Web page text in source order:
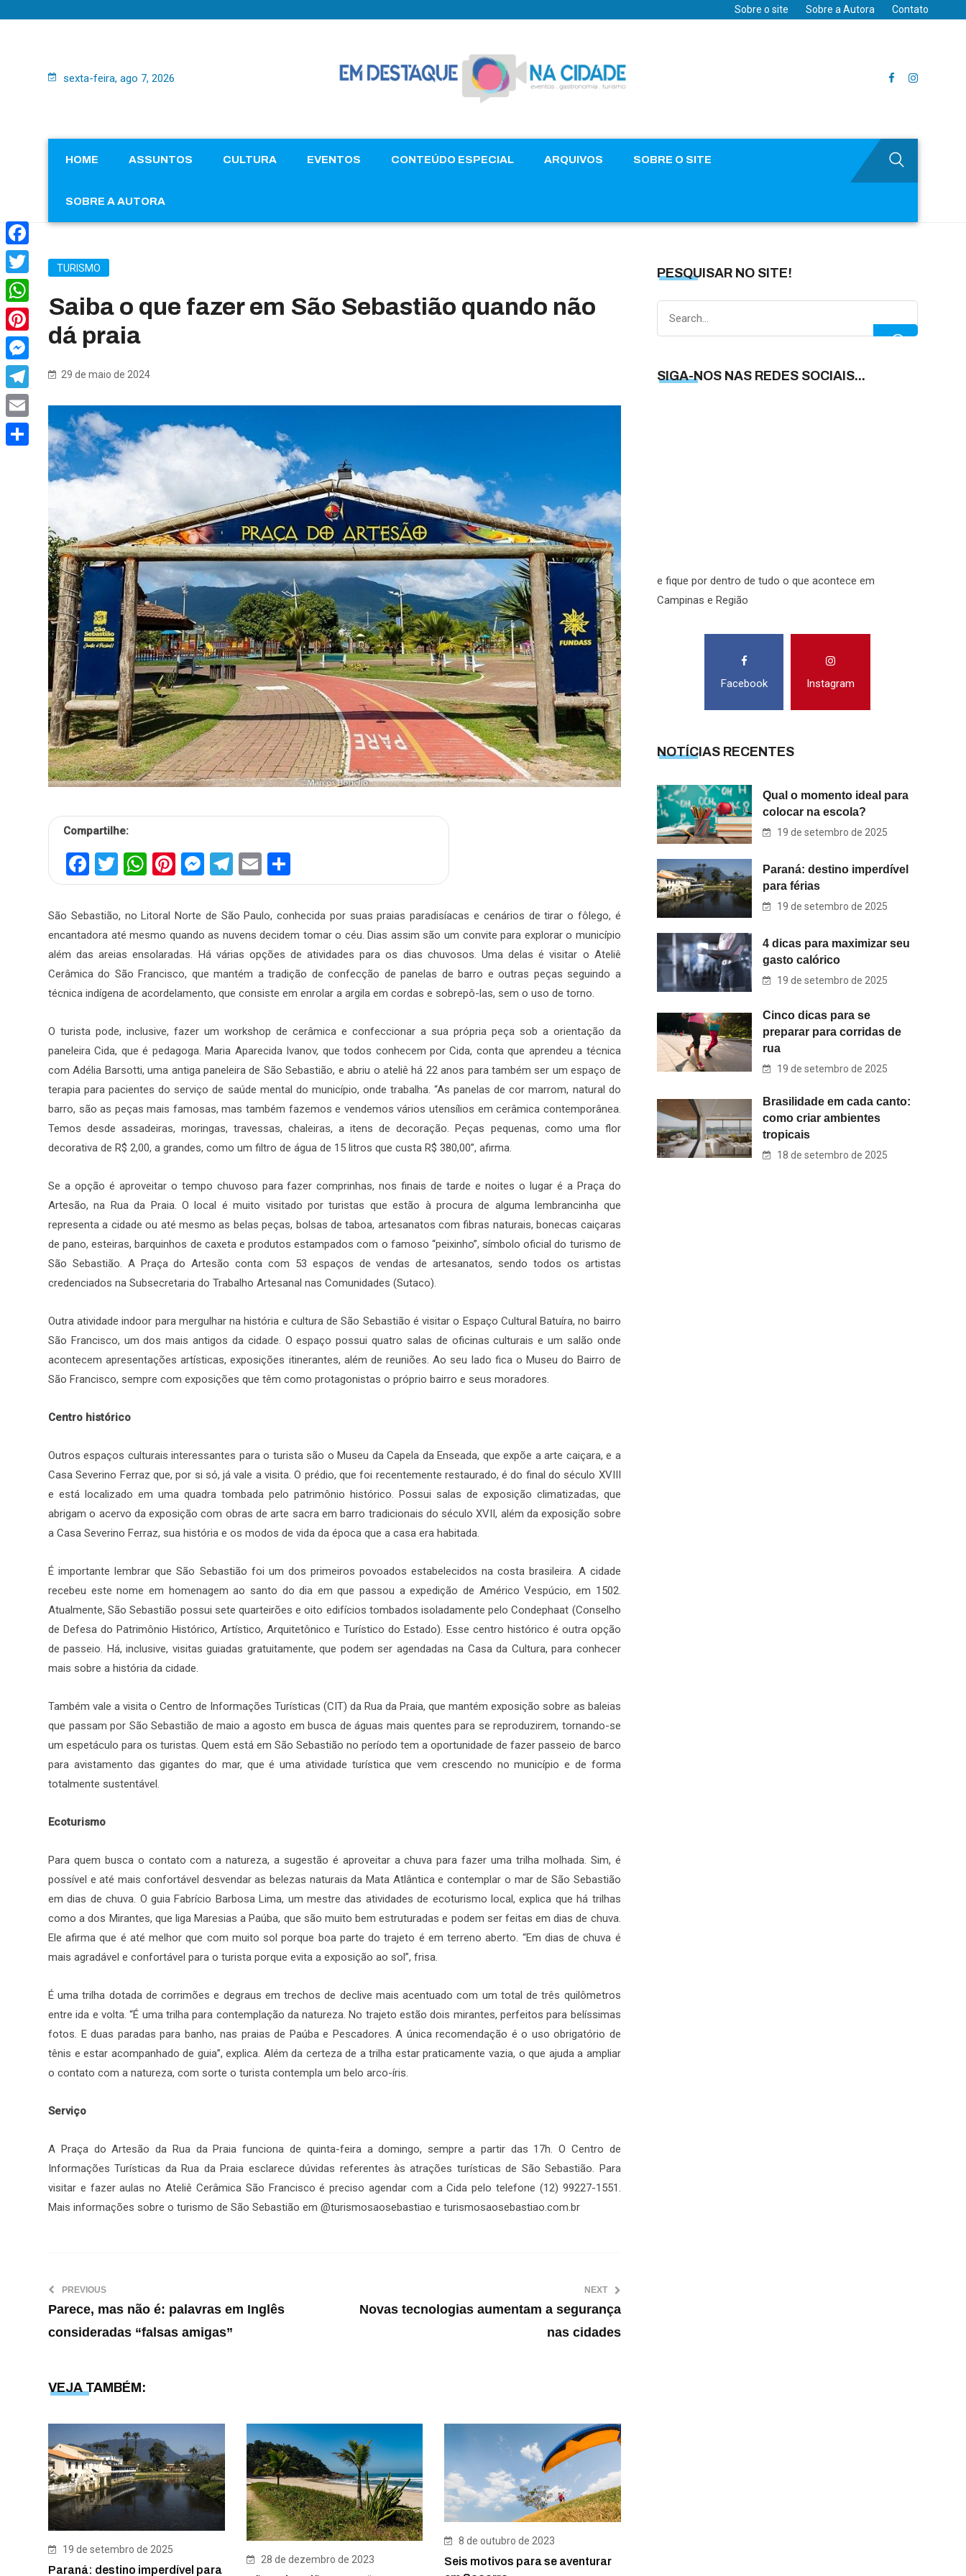
Sobre o site Sobre a Autora Contato
sexta-feira, ago 7, 2026
HOME ASSUNTOS CULTURA EVENTOS CONTEÚDO ESPECIAL ARQUIVOS SOBRE O SITE
SOBRE A AUTORA
TURISMO
Saiba o que fazer em São Sebastião quando não
dá praia
29 de maio de 2024
Compartilhe:
Facebook
Twitter
WhatsApp
Pinterest
Messenger
Telegram
Email
São Sebastião, no Litoral Norte de São Paulo, conhecida por suas praias paradisíacas e cenários de tirar o fôlego, é
encantadora até mesmo quando as nuvens decidem tomar o céu. Dias assim são um convite para explorar o município
além das areias ensolaradas. Há várias opções de atividades para os dias chuvosos. Uma delas é visitar o Ateliê
Cerâmica do São Francisco, que mantém a tradição de confecção de panelas de barro e outras peças seguindo a
técnica indígena de acordelamento, que consiste em enrolar a argila em cordas e sobrepô-las, sem o uso de torno.
O turista pode, inclusive, fazer um workshop de cerâmica e confeccionar a sua própria peça sob a orientação da
paneleira Cida, que é pedagoga. Maria Aparecida Ivanov, que todos conhecem por Cida, conta que aprendeu a técnica
com Adélia Barsotti, uma antiga paneleira de São Sebastião, e abriu o ateliê há 22 anos para também ser um espaço de
terapia para pacientes do serviço de saúde mental do município, onde trabalha. “As panelas de cor marrom, natural do
barro, são as peças mais famosas, mas também fazemos e vendemos vários utensílios em cerâmica contemporânea.
Temos desde assadeiras, moringas, travessas, chaleiras, a itens de decoração. Peças pequenas, como uma flor
decorativa de R$ 2,00, a grandes, como um filtro de água de 15 litros que custa R$ 380,00”, afirma.
Se a opção é aproveitar o tempo chuvoso para fazer comprinhas, nos finais de tarde e noites o lugar é a Praça do
Artesão, na Rua da Praia. O local é muito visitado por turistas que estão à procura de alguma lembrancinha que
representa a cidade ou até mesmo as belas peças, bolsas de taboa, artesanatos com fibras naturais, bonecas caiçaras
de pano, esteiras, barquinhos de caxeta e produtos estampados com o famoso “peixinho”, símbolo oficial do turismo de
São Sebastião. A Praça do Artesão conta com 53 espaços de vendas de artesanatos, sendo todos os artistas
credenciados na Subsecretaria do Trabalho Artesanal nas Comunidades (Sutaco).
Outra atividade indoor para mergulhar na história e cultura de São Sebastião é visitar o Espaço Cultural Batuíra, no bairro
São Francisco, um dos mais antigos da cidade. O espaço possui quatro salas de oficinas culturais e um salão onde
acontecem apresentações artísticas, exposições itinerantes, além de reuniões. Ao seu lado fica o Museu do Bairro de
São Francisco, sempre com exposições que têm como protagonistas o próprio bairro e seus moradores.
Centro histórico
Outros espaços culturais interessantes para o turista são o Museu da Capela da Enseada, que expõe a arte caiçara, e a
Casa Severino Ferraz que, por si só, já vale a visita. O prédio, que foi recentemente restaurado, é do final do século XVIII
e está localizado em uma quadra tombada pelo patrimônio histórico. Possui salas de exposição climatizadas, que
abrigam o acervo da exposição com obras de arte sacra em barro tradicionais do século XVII, além da exposição sobre
a Casa Severino Ferraz, sua história e os modos de vida da época que a casa era habitada.
É importante lembrar que São Sebastião foi um dos primeiros povoados estabelecidos na costa brasileira. A cidade
recebeu este nome em homenagem ao santo do dia em que passou a expedição de Américo Vespúcio, em 1502.
Atualmente, São Sebastião possui sete quarteirões e oito edifícios tombados isoladamente pelo Condephaat (Conselho
de Defesa do Patrimônio Histórico, Artístico, Arquitetônico e Turístico do Estado). Esse centro histórico é outra opção
de passeio. Há, inclusive, visitas guiadas gratuitamente, que podem ser agendadas na Casa da Cultura, para conhecer
mais sobre a história da cidade.
Também vale a visita o Centro de Informações Turísticas (CIT) da Rua da Praia, que mantém exposição sobre as baleias
que passam por São Sebastião de maio a agosto em busca de águas mais quentes para se reproduzirem, tornando-se
um espetáculo para os turistas. Quem está em São Sebastião no período tem a oportunidade de fazer passeio de barco
para avistamento das gigantes do mar, que é uma atividade turística que vem crescendo no município e de forma
totalmente sustentável.
Ecoturismo
Para quem busca o contato com a natureza, a sugestão é aproveitar a chuva para fazer uma trilha molhada. Sim, é
possível e até mais confortável desvendar as belezas naturais da Mata Atlântica e contemplar o mar de São Sebastião
em dias de chuva. O guia Fabrício Barbosa Lima, um mestre das atividades de ecoturismo local, explica que há trilhas
como a dos Mirantes, que liga Maresias a Paúba, que são muito bem estruturadas e podem ser feitas em dias de chuva.
Ele afirma que é até melhor que com muito sol porque boa parte do trajeto é em terreno aberto. “Em dias de chuva é
mais agradável e confortável para o turista porque evita a exposição ao sol”, frisa.
É uma trilha dotada de corrimões e degraus em trechos de declive mais acentuado com um total de três quilômetros
entre ida e volta. “É uma trilha para contemplação da natureza. No trajeto estão dois mirantes, perfeitos para belíssimas
fotos. E duas paradas para banho, nas praias de Paúba e Pescadores. A única recomendação é o uso obrigatório de
tênis e estar acompanhado de guia”, explica. Além da certeza de a trilha estar praticamente vazia, o que ajuda a ampliar
o contato com a natureza, com sorte o turista contempla um belo arco-íris.
Serviço
A Praça do Artesão da Rua da Praia funciona de quinta-feira a domingo, sempre a partir das 17h. O Centro de
Informações Turísticas da Rua da Praia esclarece dúvidas referentes às atrações turísticas de São Sebastião. Para
visitar e fazer aulas no Ateliê Cerâmica São Francisco é preciso agendar com a Cida pelo telefone (12) 99227-1551.
Mais informações sobre o turismo de São Sebastião em @turismosaosebastiao e turismosaosebastiao.com.br
PREVIOUS
Parece, mas não é: palavras em Inglês
consideradas “falsas amigas”
NEXT
Novas tecnologias aumentam a segurança
nas cidades
VEJA TAMBÉM:
19 de setembro de 2025
Paraná: destino imperdível para
28 de dezembro de 2023
8 de outubro de 2023
Seis motivos para se aventurar
PESQUISAR NO SITE!
SIGA-NOS NAS REDES SOCIAIS...
e fique por dentro de tudo o que acontece em
Campinas e Região
Facebook Instagram
NOTÍCIAS RECENTES
Qual o momento ideal para
colocar na escola?
19 de setembro de 2025
Paraná: destino imperdível
para férias
19 de setembro de 2025
4 dicas para maximizar seu
gasto calórico
19 de setembro de 2025
Cinco dicas para se
preparar para corridas de
rua
19 de setembro de 2025
Brasilidade em cada canto:
como criar ambientes
tropicais
18 de setembro de 2025
Facebook
Twitter
WhatsApp
Pinterest
Messenger
Telegram
Email